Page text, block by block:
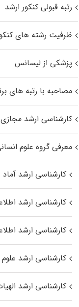
رتبه قبولی کنکور ارشد
ظرفیت رشته های
پزشکی از لیسانس
مصاحبه با رتبه های
کارشناسی ارشد مجازی
معرفی گروه علوم
کارشناسی ارشد آماد
کارشناسی ارشد
کارشناسی ارشد
کارشناسی ارشد
کارشناسی ارشد